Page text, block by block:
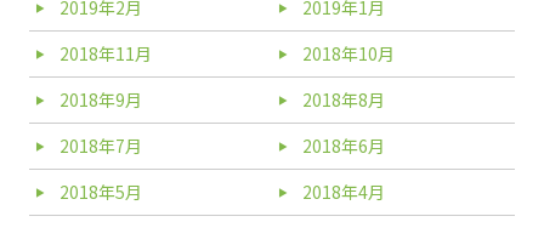
2019年2月
2019年1月
2018年11月
2018年10月
2018年9月
2018年8月
2018年7月
2018年6月
2018年5月
2018年4月